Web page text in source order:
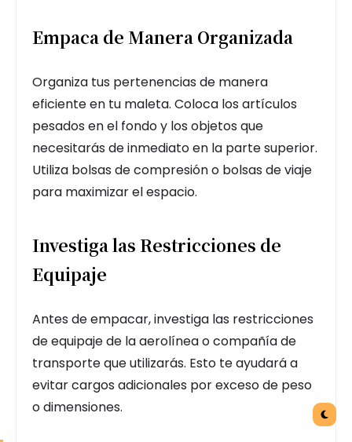
Empaca de Manera Organizada
Organiza tus pertenencias de manera
eficiente en tu maleta. Coloca los artículos
pesados en el fondo y los objetos que
necesitarás de inmediato en la parte superior.
Utiliza bolsas de compresión o bolsas de viaje
para maximizar el espacio.
Investiga las Restricciones de
Equipaje
Antes de empacar, investiga las restricciones
de equipaje de la aerolínea o compañía de
transporte que utilizarás. Esto te ayudará a
evitar cargos adicionales por exceso de peso
o dimensiones.